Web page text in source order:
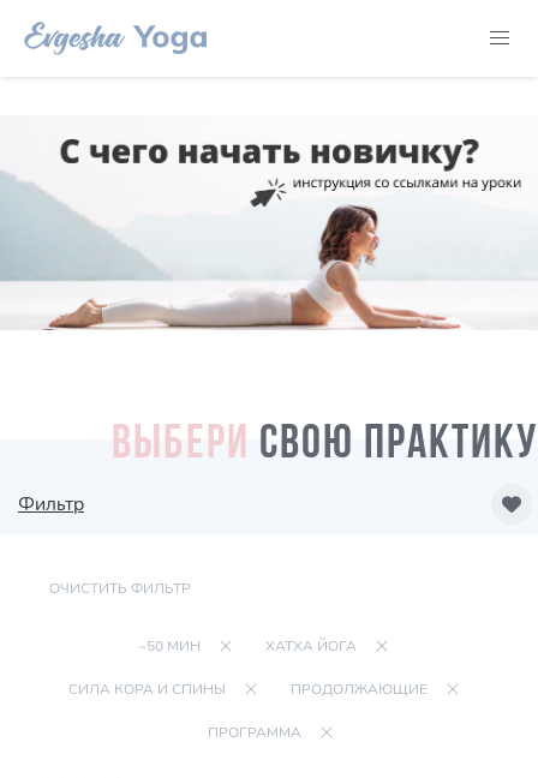
ВЫБЕРИ СВОЮ ПРАКТИКУ
Фильтр
ОЧИСТИТЬ ФИЛЬТР
~50 МИН ХАТХА ЙОГА
СИЛА КОРА И СПИНЫ ПРОДОЛЖАЮЩИЕ
ПРОГРАММА